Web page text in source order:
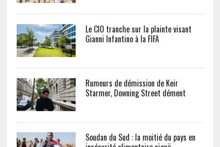
Le CIO tranche sur la plainte visant
Gianni Infantino à la FIFA
Rumeurs de démission de Keir
Starmer, Downing Street dément
Soudan du Sud : la moitié du pays en